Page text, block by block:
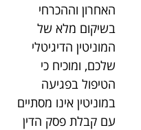
האחרון וההכרחי
בשיקום מלא של
המוניטין הדיגיטלי
שלכם, ומוכיח כי
הטיפול בפגיעה
במוניטין אינו מסתיים
עם קבלת פסק הדין